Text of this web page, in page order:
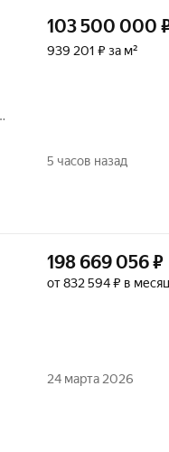
103 500 000
939 201 ₽ за м²
5 часов назад
198 669 056₽
от 832 594 ₽ в месяц
24 марта 2026